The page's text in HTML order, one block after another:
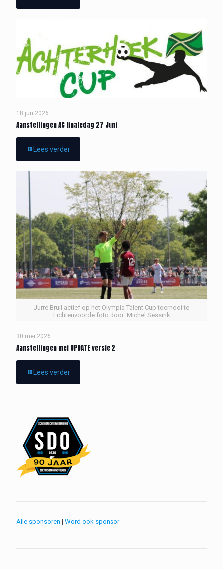
18 jun 2026
Aanstellingen AC finaledag 27 Juni
Lees verder
Jurre Bruil actief op het Olympia Talent Cup toernooi te
Lichtenvoorde foto door: Michel Sessink
30 mei 2026
Aanstellingen mei UPDATE versie 2
Lees verder
Alle sponsoren | Word ook sponsor